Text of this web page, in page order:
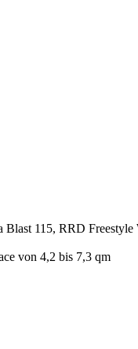
Blast 115, RRD
von 4,2 bis 7,3 qm